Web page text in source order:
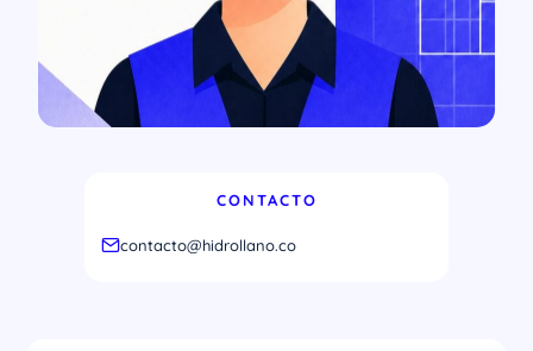
CONTACTO
contacto@hidrollano.co